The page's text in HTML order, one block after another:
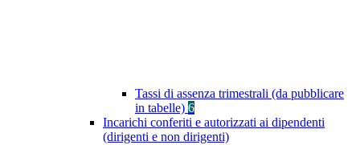
Tassi di assenza trimestrali (da pubblicare
in tabelle) 6
Incarichi conferiti e autorizzati ai dipendenti
(dirigenti e non dirigenti)